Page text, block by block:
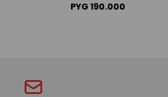
PYG 190.000